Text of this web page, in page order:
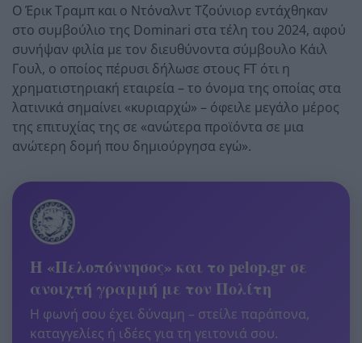
Ο Έρικ Τραμπ και ο Ντόναλντ Τζούνιορ εντάχθηκαν
στο συμβούλιο της Dominari στα τέλη του 2024, αφού
συνήψαν φιλία με τον διευθύνοντα σύμβουλο Κάιλ
Γουλ, ο οποίος πέρυσι δήλωσε στους FT ότι η
χρηματιστηριακή εταιρεία – το όνομα της οποίας στα
λατινικά σημαίνει «κυριαρχώ» – όφειλε μεγάλο μέρος
της επιτυχίας της σε «ανώτερα προϊόντα σε μια
ανώτερη δομή που δημιούργησα εγώ».
Η «Πελοπόννησος» και το pelop.gr σε
ανοιχτή γραμμή με τον Πολίτη
Η φωνή σου έχει δύναμη – στείλε παράπονα,
καταγγελίες ή ιδέες για τη γειτονιά σου.